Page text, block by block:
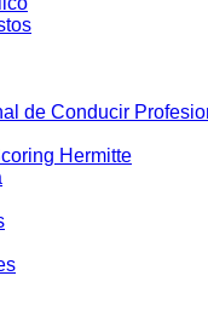
de Conducir
Hermitte